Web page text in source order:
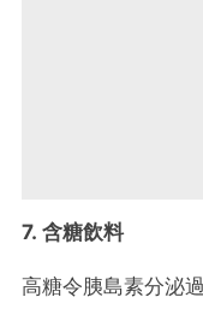
7. 含糖飲料
高糖令胰島素分泌